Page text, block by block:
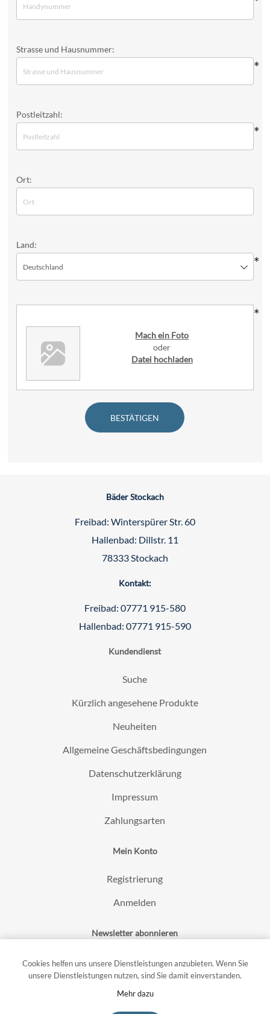
Strasse und Hausnummer:
*
Postleitzahl:
*
Ort:
Land:
Deutschland *
Mach ein Foto
oder
Datei hochladen
*
BESTÄTIGEN
Bäder Stockach
Freibad: Winterspürer Str. 60
Hallenbad: Dillstr. 11
78333 Stockach
Kontakt:
Freibad: 07771 915-580
Hallenbad: 07771 915-590
Kundendienst
Suche
Kürzlich angesehene Produkte
Neuheiten
Allgemeine Geschäftsbedingungen
Datenschutzerklärung
Impressum
Zahlungsarten
Mein Konto
Registrierung
Anmelden
Newsletter abonnieren
Cookies helfen uns unsere Dienstleistungen anzubieten. Wenn Sie
unsere Dienstleistungen nutzen, sind Sie damit einverstanden.
Mehr dazu